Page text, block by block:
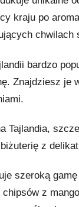
kraju po
chwilach
bardzo
Znajdziesz je
Tajlandia,
z
szeroką
z